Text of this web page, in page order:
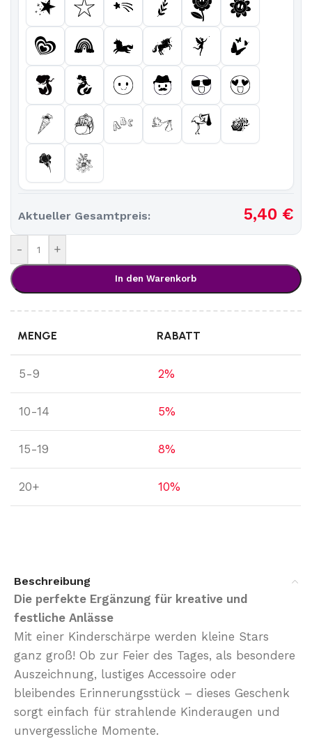
Aktueller Gesamtpreis: 5,40 €
- +
In den Warenkorb
MENGE RABATT
5-9 2%
10-14 5%
15-19 8%
20+ 10%
Beschreibung
Die perfekte Ergänzung für kreative und
festliche Anlässe
Mit einer Kinderschärpe werden kleine Stars
ganz groß! Ob zur Feier des Tages, als besondere
Auszeichnung, lustiges Accessoire oder
bleibendes Erinnerungsstück – dieses Geschenk
sorgt einfach für strahlende Kinderaugen und
unvergessliche Momente.